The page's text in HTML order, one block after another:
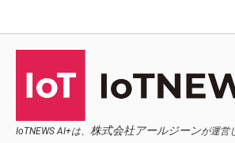
IoTNEWS AI+は、 株式会社アールジーンが運営